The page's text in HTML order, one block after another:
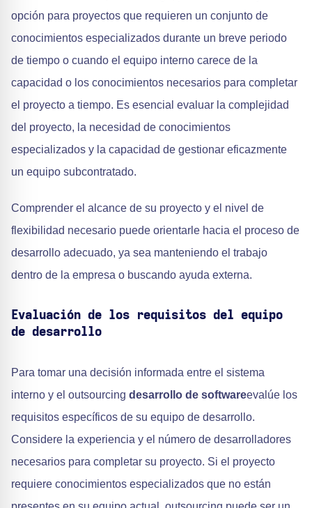
opción para proyectos que requieren un conjunto de
conocimientos especializados durante un breve periodo
de tiempo o cuando el equipo interno carece de la
capacidad o los conocimientos necesarios para completar
el proyecto a tiempo. Es esencial evaluar la complejidad
del proyecto, la necesidad de conocimientos
especializados y la capacidad de gestionar eficazmente
un equipo subcontratado.
Comprender el alcance de su proyecto y el nivel de
flexibilidad necesario puede orientarle hacia el proceso de
desarrollo adecuado, ya sea manteniendo el trabajo
dentro de la empresa o buscando ayuda externa.
Evaluación de los requisitos del equipo
de desarrollo
Para tomar una decisión informada entre el sistema
interno y el outsourcing desarrollo de softwareevalúe los
requisitos específicos de su equipo de desarrollo.
Considere la experiencia y el número de desarrolladores
necesarios para completar su proyecto. Si el proyecto
requiere conocimientos especializados que no están